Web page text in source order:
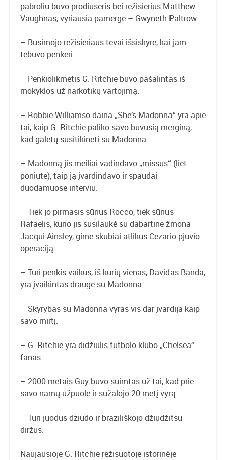
pabroliu buvo prodiuseris bei režisierius Matthew
Vaughnas, vyriausia pamerge – Gwyneth Paltrow.
– Būsimojo režisieriaus tėvai išsiskyrė, kai jam
tebuvo penkeri.
– Penkiolikmetis G. Ritchie buvo pašalintas iš
mokyklos už narkotikų vartojimą.
– Robbie Williamso daina „She’s Madonna“ yra apie
tai, kaip G. Ritchie paliko savo buvusią merginą,
kad galėtų susitikinėti su Madonna.
– Madonną jis meiliai vadindavo „missus“ (liet.
poniute), taip ją įvardindavo ir spaudai
duodamuose interviu.
– Tiek jo pirmasis sūnus Rocco, tiek sūnus
Rafaelis, kurio jis susilaukė su dabartine žmona
Jacqui Ainsley, gimė skubiai atlikus Cezario pjūvio
operaciją.
– Turi penkis vaikus, iš kurių vienas, Davidas Banda,
yra įvaikintas drauge su Madonna.
– Skyrybas su Madonna vyras vis dar įvardija kaip
savo mirtį.
– G. Ritchie yra didžiulis futbolo klubo „Chelsea“
fanas.
– 2000 metais Guy buvo suimtas už tai, kad prie
savo namų užpuolė ir sužalojo 20-metį vyrą.
– Turi juodus dziudo ir braziliškojo džiudžitsu
diržus.
Naujausioje G. Ritchie režisuotoje istorinėje